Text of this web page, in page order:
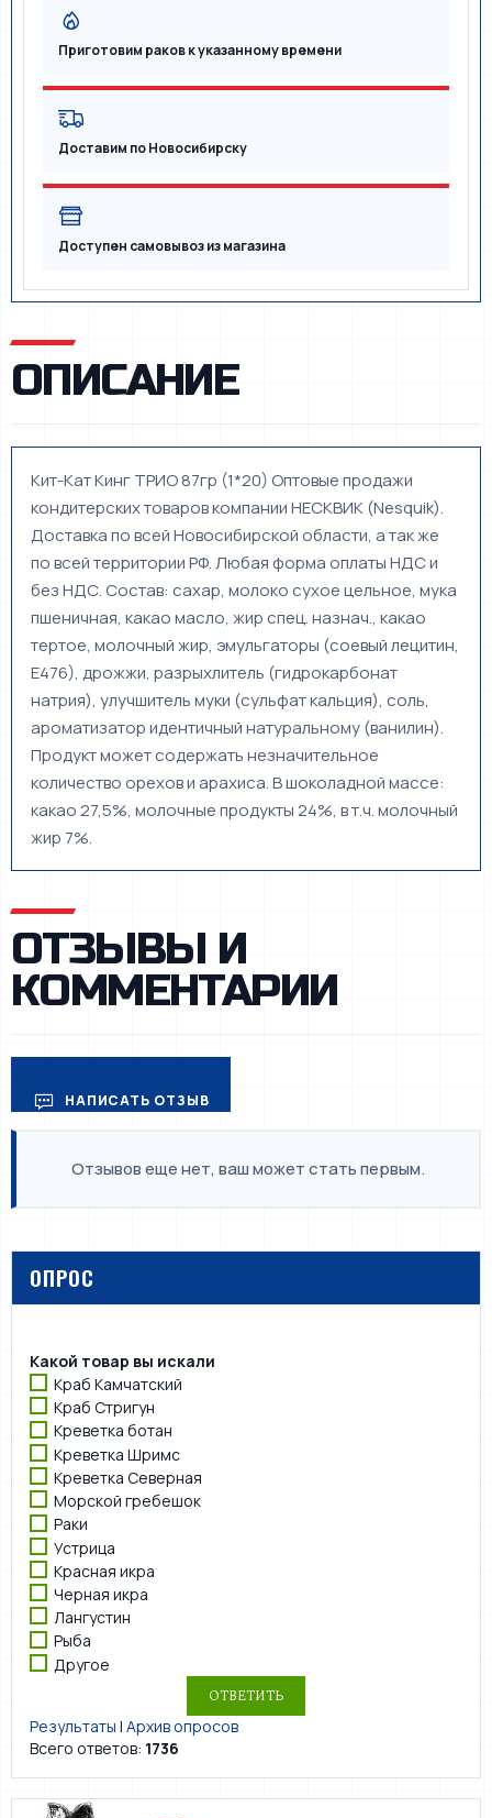
Приготовим раков к указанному времени
Доставим по Новосибирску
Доступен самовывоз из магазина
ОПИСАНИЕ
Кит-Кат Кинг ТРИО 87гр (1*20) Оптовые продажи
кондитерских товаров компании НЕСКВИК (Nesquik).
Доставка по всей Новосибирской области, а так же
по всей территории РФ. Любая форма оплаты НДС и
без НДС. Состав: сахар, молоко сухое цельное, мука
пшеничная, какао масло, жир спец. назнач., какао
тертое, молочный жир, эмульгаторы (соевый лецитин,
Е476), дрожжи, разрыхлитель (гидрокарбонат
натрия), улучшитель муки (сульфат кальция), соль,
ароматизатор идентичный натуральному (ванилин).
Продукт может содержать незначительное
количество орехов и арахиса. В шоколадной массе:
какао 27,5%, молочные продукты 24%, в т.ч. молочный
жир 7%.
ОТЗЫВЫ И
КОММЕНТАРИИ
НАПИСАТЬ ОТЗЫВ
Отзывов еще нет, ваш может стать первым.
ОПРОС
Какой товар вы искали
Краб Камчатский
Краб Стригун
Креветка ботан
Креветка Шримс
Креветка Северная
Морской гребешок
Раки
Устрица
Красная икра
Черная икра
Лангустин
Рыба
Другое
Результаты | Архив опросов
Всего ответов: 1736